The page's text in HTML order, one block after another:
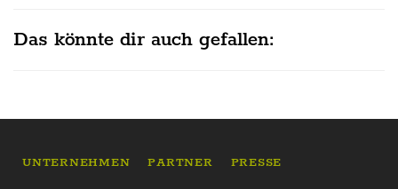
Das könnte dir auch gefallen:
UNTERNEHMEN PARTNER PRESSE